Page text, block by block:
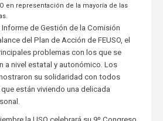
en representación de la mayoría de las
de Gestión de la Comisión
del Plan de Acción de FEUSO, el
problemas con los que se
a nivel estatal y autonómico. Los
su solidaridad con todos
están viviendo una delicada